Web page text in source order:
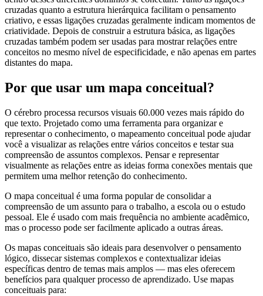
cruzadas quanto a estrutura hierárquica facilitam o pensamento
criativo, e essas ligações cruzadas geralmente indicam momentos de
criatividade. Depois de construir a estrutura básica, as ligações
cruzadas também podem ser usadas para mostrar relações entre
conceitos no mesmo nível de especificidade, e não apenas em partes
distantes do mapa.
Por que usar um mapa conceitual?
O cérebro processa recursos visuais 60.000 vezes mais rápido do
que texto. Projetado como uma ferramenta para organizar e
representar o conhecimento, o mapeamento conceitual pode ajudar
você a visualizar as relações entre vários conceitos e testar sua
compreensão de assuntos complexos. Pensar e representar
visualmente as relações entre as ideias forma conexões mentais que
permitem uma melhor retenção do conhecimento.
O mapa conceitual é uma forma popular de consolidar a
compreensão de um assunto para o trabalho, a escola ou o estudo
pessoal. Ele é usado com mais frequência no ambiente acadêmico,
mas o processo pode ser facilmente aplicado a outras áreas.
Os mapas conceituais são ideais para desenvolver o pensamento
lógico, dissecar sistemas complexos e contextualizar ideias
específicas dentro de temas mais amplos — mas eles oferecem
benefícios para qualquer processo de aprendizado. Use mapas
conceituais para: